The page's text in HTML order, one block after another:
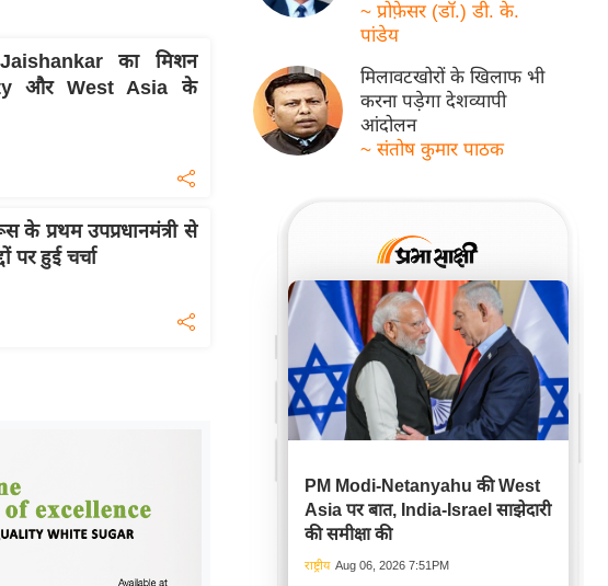
का मिशन
और West Asia के
के प्रथम उपप्रधानमंत्री से
पर हुई चर्चा
~ प्रोफ़ेसर (डॉ.) डी. के.
पांडेय
मिलावटखोरों के खिलाफ भी
करना पड़ेगा देशव्यापी
आंदोलन
~ संतोष कुमार पाठक
PM Modi-Netanyahu की West
Asia पर बात, India-Israel साझेदारी
की समीक्षा की
राष्ट्रीय Aug 06, 2026 7:51PM